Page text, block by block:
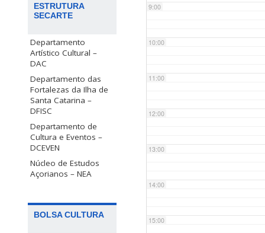
ESTRUTURA
SECARTE
Departamento
Artístico Cultural –
DAC
Departamento das
Fortalezas da Ilha de
Santa Catarina –
DFISC
Departamento de
Cultura e Eventos –
DCEVEN
Núcleo de Estudos
Açorianos – NEA
BOLSA CULTURA
9:00
10:00
11:00
12:00
13:00
14:00
15:00